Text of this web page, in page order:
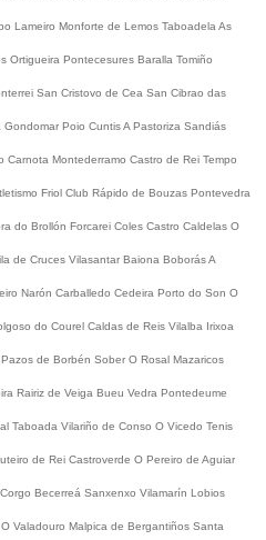
Lameiro Monforte de Lemos Taboadela As
Ortigueira Pontecesures Baralla Tomiño
San Cristovo de Cea San Cibrao das
Gondomar Poio CuntisA Pastoriza Sandiás
Carnota Montederramo Castro de Rei Tempo
Friol Club Rápido de Bouzas Pontevedra
do Brollón Forcarei Coles Castro Caldelas O
de Cruces Vilasantar Baiona BoborásA
Narón Carballedo Cedeira Porto do Son O
do Courel Caldas de Reis Vilalba Irixoa
Pazos de Borbén Sober O Rosal Mazaricos
Rairiz de Veiga Bueu Vedra Pontedeume
Taboada Vilariño de Conso O Vicedo Tenis
de Rei Castroverde O Pereiro de Aguiar
Becerreá Sanxenxo Vilamarín Lobios
O Valadouro Malpica de Bergantiños Santa